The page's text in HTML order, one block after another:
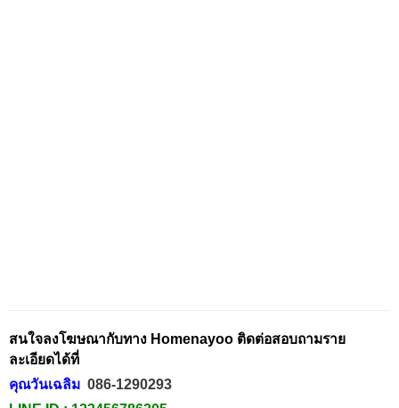
สนใจลงโฆษณากับทาง Homenayoo ติดต่อสอบถามราย
ละเอียดได้ที่
คุณวันเฉลิม 086-1290293